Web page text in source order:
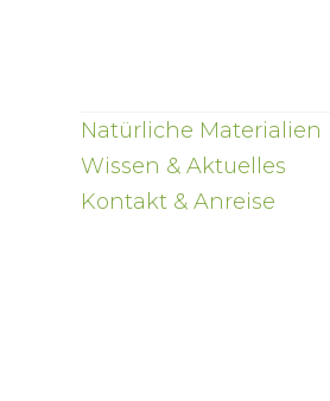
Natürliche Materialien
Wissen & Aktuelles
Kontakt & Anreise